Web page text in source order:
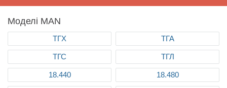
Моделі MAN
ТГХ ТГА
ТГС ТГЛ
18.440 18.480